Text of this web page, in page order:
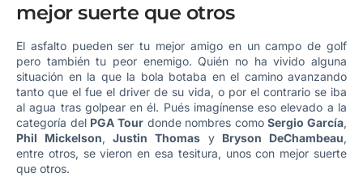
mejor suerte que otros
El asfalto pueden ser tu mejor amigo en un campo de golf
pero también tu peor enemigo. Quién no ha vivido alguna
situación en la que la bola botaba en el camino avanzando
tanto que el fue el driver de su vida, o por el contrario se iba
al agua tras golpear en él. Pués imagínense eso elevado a la
categoría del PGA Tourdonde nombres comoSergio García,
Phil Mickelson,Justin Thomas y Bryson DeChambeau,
entre otros, se vieron en esa tesitura, unos con mejor suerte
que otros.